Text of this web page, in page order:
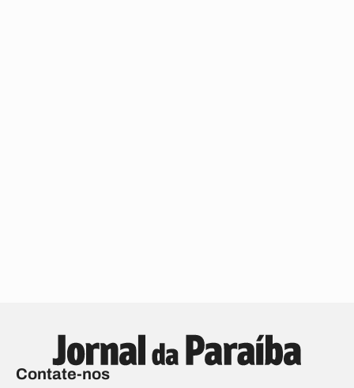
Contate-nos